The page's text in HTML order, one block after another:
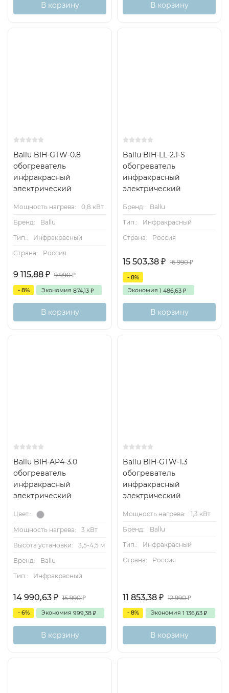
В корзину В корзину
Ballu BIH-GTW-0.8
обогреватель
инфракрасный
электрический
Мощность нагрева:
0,8 кВт
Бренд:
Ballu
Тип.:
Инфракрасный
Страна:
Россия
9 115,88 ₽ 9 990₽
- 8% Экономия 874,13 ₽
В корзину
Ballu BIH-LL-2.1-S
обогреватель
инфракрасный
электрический
Бренд:
Ballu
Тип.:
Инфракрасный
Страна:
Россия
15 503,38 ₽ 16 990₽
- 8%
Экономия 1 486,63 ₽
В корзину
Ballu BIH-AP4-3.0
обогреватель
инфракрасный
электрический
Цвет.:
Мощность нагрева:
3 кВт
Высота установки:
3,5-4,5 м
Бренд:
Ballu
Тип.:
Инфракрасный
14 990,63 ₽ 15 990₽
- 6% Экономия 999,38 ₽
В корзину
Ballu BIH-GTW-1.3
обогреватель
инфракрасный
электрический
Мощность нагрева:
1,3 кВт
Бренд:
Ballu
Тип.:
Инфракрасный
Страна:
Россия
11 853,38 ₽ 12 990₽
- 8% Экономия 1 136,63 ₽
В корзину